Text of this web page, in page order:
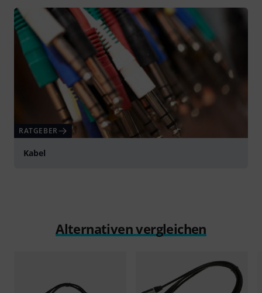
RATGEBER
Kabel
Alternativen vergleichen